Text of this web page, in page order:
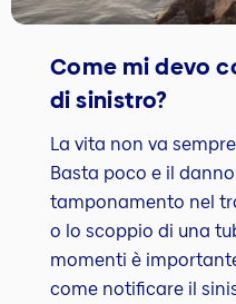
Come mi devo
di sinistro?
La vita non va
Basta poco e il
tamponamento nel
o lo scoppio di una
momenti è
come notificare il